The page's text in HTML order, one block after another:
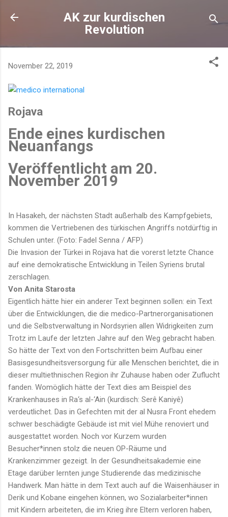
Direkt zum Hauptbereich
AK zur kurdischen
Revolution
November 22, 2019
Rojava
Ende eines kurdischen
Neuanfangs
Veröffentlicht am 20.
November 2019
In Hasakeh, der nächsten Stadt außerhalb des Kampfgebiets,
kommen die Vertriebenen des türkischen Angriffs notdürftig in
Schulen unter. (Foto: Fadel Senna / AFP)
Die Invasion der Türkei in Rojava hat die vorerst letzte Chance
auf eine demokratische Entwicklung in Teilen Syriens brutal
zerschlagen.
Von Anita Starosta
Eigentlich hätte hier ein anderer Text beginnen sollen: ein Text
über die Entwicklungen, die die medico-Partnerorganisationen
und die Selbstverwaltung in Nordsyrien allen Widrigkeiten zum
Trotz im Laufe der letzten Jahre auf den Weg gebracht haben.
So hätte der Text von den Fortschritten beim Aufbau einer
Basisgesundheitsversorgung für alle Menschen berichtet, die in
dieser multiethnischen Region ihr Zuhause haben oder Zuflucht
fanden. Womöglich hätte der Text dies am Beispiel des
Krankenhauses in Ra‘s al-‘Ain (kurdisch: Serê Kaniyê)
verdeutlichet. Das in Gefechten mit der al Nusra Front ehedem
schwer beschädigte Gebäude ist mit viel Mühe renoviert und
ausgestattet worden. Noch vor Kurzem wurden
Besucher*innen stolz die neuen OP-Räume und
Krankenzimmer gezeigt. In der Gesundheitsakademie eine
Etage darüber lernten junge Studierende das medizinische
Handwerk. Man hätte in dem Text auch auf die Waisenhäuser in
Derik und Kobane eingehen können, wo Sozialarbeiter*innen
mit Kindern arbeiteten, die im Krieg ihre Eltern verloren haben,